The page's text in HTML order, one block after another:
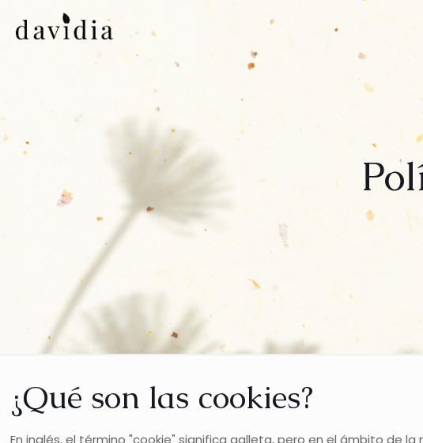
¿Qué son las cookies?
En inglés, el término "cookie" significa galleta, pero en el ámbito de